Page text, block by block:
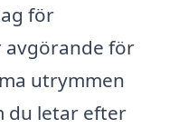
för
avgörande för
utrymmen
du letar efter